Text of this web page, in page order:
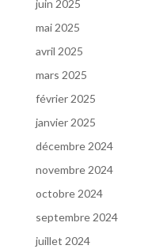
juin 2025
mai 2025
avril 2025
mars 2025
février 2025
janvier 2025
décembre 2024
novembre 2024
octobre 2024
septembre 2024
juillet 2024